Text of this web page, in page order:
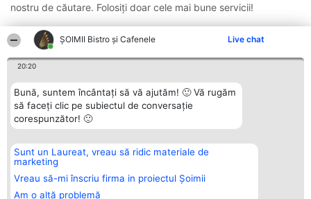
ȘOIMII Bistro și Cafenele Live chat
20:20
Bună, suntem încântați să vă ajutăm! 🙂 Vă rugăm
să faceți clic pe subiectul de conversație
corespunzător! 🙂
Sunt un Laureat, vreau să ridic materiale de
marketing
Vreau să-mi înscriu firma in proiectul Șoimii
Am o altă problemă
nostru de căutare. Folosiți doar cele mai bune servicii!
Organizator Ranking
BRIGHT SOLUTIONS BR SRL
Aleea Timisul De Sus 2 Bl. A30
Sc. A Et. 4 Ap. 13 Cod 061952
București
Plebiscyt
Lista Tuturor
Laureaților
Contact